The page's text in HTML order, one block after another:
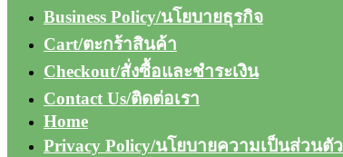
Business Policy/นโยบายธุรกิจ
Cart/ตะกร้าสินค้า
Checkout/สั่งซื้อและชำระเงิน
Contact Us/ติดต่อเรา
Home
Privacy Policy/นโยบายความเป็นส่วนตัว